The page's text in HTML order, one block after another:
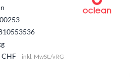
CHF inkl. MwSt./vRG